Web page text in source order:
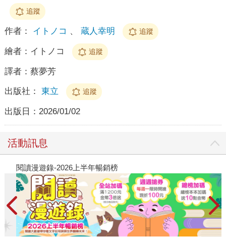
追蹤
作者： イトノコ 、 蔵人幸明 追蹤
繪者： イトノコ 追蹤
譯者： 蔡夢芳
出版社： 東立 追蹤
出版日： 2026/01/02
活動訊息
閱讀漫遊錄-2026上半年暢銷榜